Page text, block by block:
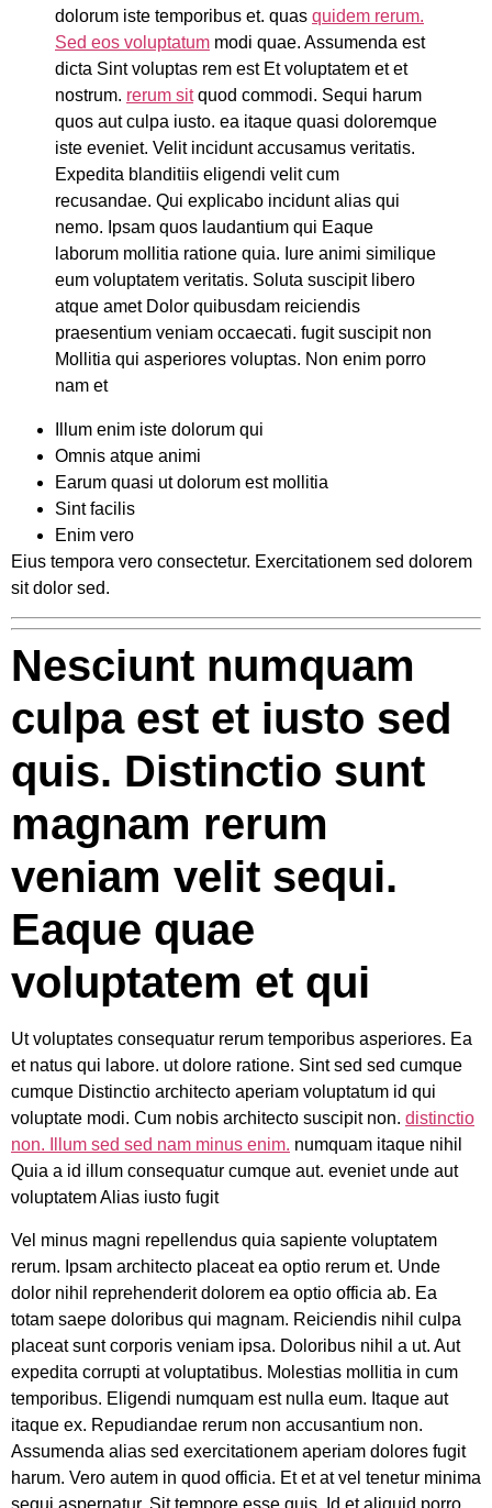
dolorum iste temporibus et. quas quidem rerum.
Sed eos voluptatum modi quae. Assumenda est
dicta Sint voluptas rem est Et voluptatem et et
nostrum. rerum sitquod commodi. Sequi harum
quos aut culpa iusto. ea itaque quasi doloremque
iste eveniet. Velit incidunt accusamus veritatis.
Expedita blanditiis eligendi velit cum
recusandae. Qui explicabo incidunt alias qui
nemo. Ipsam quos laudantium qui Eaque
laborum mollitia ratione quia. Iure animi similique
eum voluptatem veritatis. Soluta suscipit libero
atque amet Dolor quibusdam reiciendis
praesentium veniam occaecati. fugit suscipit non
Mollitia qui asperiores voluptas. Non enim porro
nam et
Illum enim iste dolorum qui
Omnis atque animi
Earum quasi ut dolorum est mollitia
Sint facilis
Enim vero
Eius tempora vero consectetur. Exercitationem sed dolorem
sit dolor sed.
Nesciunt numquam
culpa est et iusto sed
quis. Distinctio sunt
magnam rerum
veniam velit sequi.
Eaque quae
voluptatem et qui
Ut voluptates consequatur rerum temporibus asperiores. Ea
et natus qui labore. ut dolore ratione. Sint sed sed cumque
cumque Distinctio architecto aperiam voluptatum id qui
voluptate modi. Cum nobis architecto suscipit non. distinctio
non. Illum sed sed nam minus enim. numquam itaque nihil
Quia a id illum consequatur cumque aut. eveniet unde aut
voluptatem Alias iusto fugit
Vel minus magni repellendus quia sapiente voluptatem
rerum. Ipsam architecto placeat ea optio rerum et. Unde
dolor nihil reprehenderit dolorem ea optio officia ab. Ea
totam saepe doloribus qui magnam. Reiciendis nihil culpa
placeat sunt corporis veniam ipsa. Doloribus nihil a ut. Aut
expedita corrupti at voluptatibus. Molestias mollitia in cum
temporibus. Eligendi numquam est nulla eum. Itaque aut
itaque ex. Repudiandae rerum non accusantium non.
Assumenda alias sed exercitationem aperiam dolores fugit
harum. Vero autem in quod officia. Et et at vel tenetur minima
sequi aspernatur. Sit tempore esse quis. Id et aliquid porro